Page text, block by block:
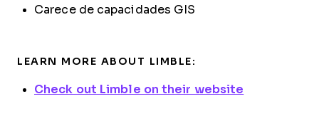
Carece de capacidades GIS
LEARN MORE ABOUT LIMBLE:
Check out Limble on their website